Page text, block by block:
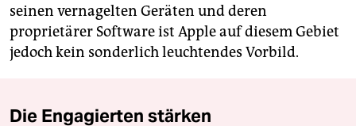
seinen vernagelten Geräten und deren
proprietärer Software ist Apple auf diesem Gebiet
jedoch kein sonderlich leuchtendes Vorbild.
Die Engagierten stärken